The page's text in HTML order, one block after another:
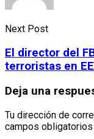
Next Post
El director del
terroristas en
Deja una
Tu dirección de
campos